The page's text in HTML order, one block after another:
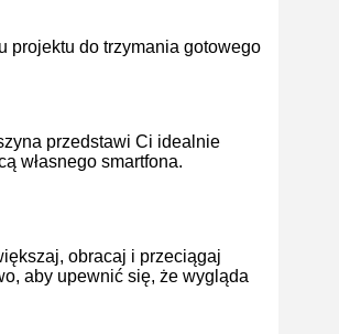
projektu do trzymania gotowego
przedstawi Ci idealnie
własnego smartfona.
obracaj i przeciągaj
aby upewnić się, że wygląda